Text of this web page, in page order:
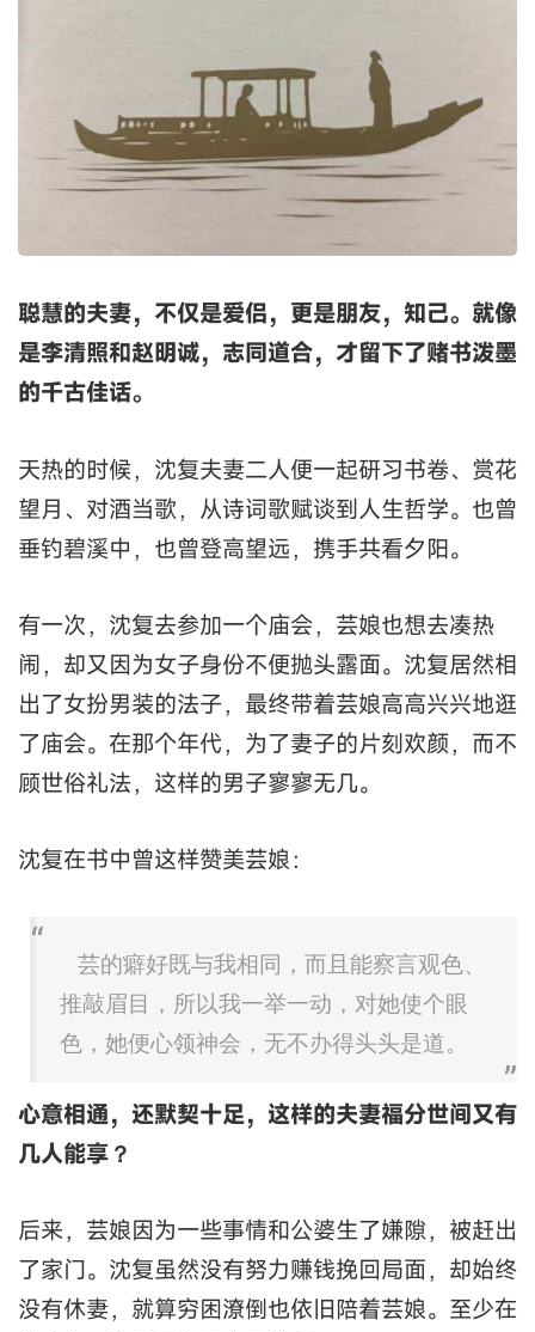
聪慧的夫妻，不仅是爱侣，更是朋友，知己。就像
是李清照和赵明诚，志同道合，才留下了赌书泼墨
的千古佳话。
天热的时候，沈复夫妻二人便一起研习书卷、赏花
望月、对酒当歌，从诗词歌赋谈到人生哲学。也曾
垂钓碧溪中，也曾登高望远，携手共看夕阳。
有一次，沈复去参加一个庙会，芸娘也想去凑热
闹，却又因为女子身份不便抛头露面。沈复居然相
出了女扮男装的法子，最终带着芸娘高高兴兴地逛
了庙会。在那个年代，为了妻子的片刻欢颜，而不
顾世俗礼法，这样的男子寥寥无几。
沈复在书中曾这样赞美芸娘：
芸的癖好既与我相同，而且能察言观色、
推敲眉目，所以我一举一动，对她使个眼
色，她便心领神会，无不办得头头是道。
心意相通，还默契十足，这样的夫妻福分世间又有
几人能享？
后来，芸娘因为一些事情和公婆生了嫌隙，被赶出
了家门。沈复虽然没有努力赚钱挽回局面，却始终
没有休妻，就算穷困潦倒也依旧陪着芸娘。至少在